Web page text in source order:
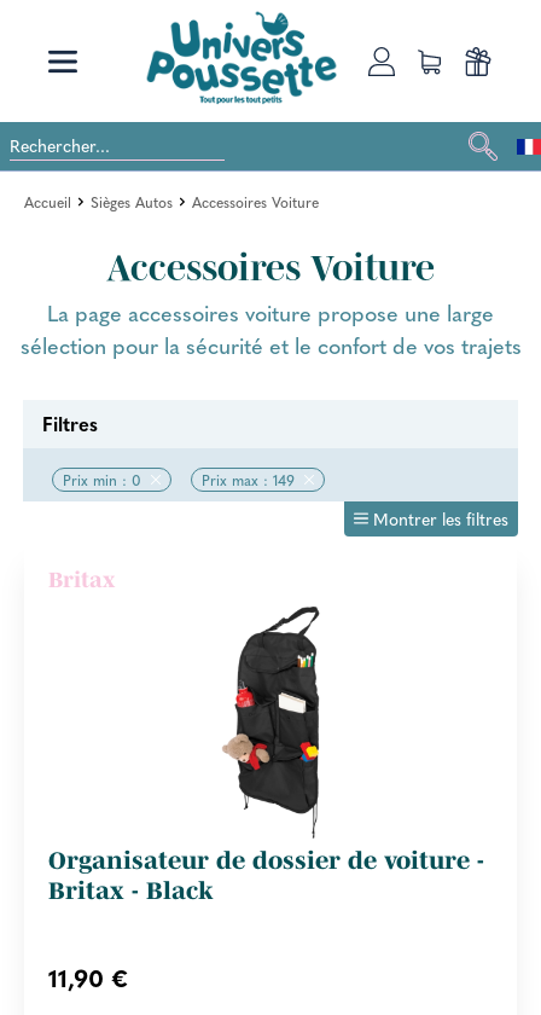
Accueil Sièges Autos Accessoires Voiture
Accessoires Voiture
La page accessoires voiture propose une large
sélection pour la sécurité et le confort de vos trajets
Filtres
Prix min : 0 Prix max : 149
Montrer les filtres
Britax
Organisateur de dossier de voiture -
Britax - Black
11,90 €